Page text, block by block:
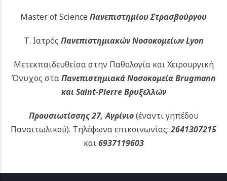
Master of Science Πανεπιστημίου Στρασβούργου
Τ. Ιατρός Πανεπιστημιακών Νοσοκομείων Lyon
Μετεκπαιδευθείσα στην Παθολογία και Χειρουργική
Όνυχος σταΠανεπιστημιακά Νοσοκομεία Brugmann
και Saint-Pierre Βρυξελλών
Προυσιωτίσσης 27, Αγρίνιο(έναντι γηπέδου
Παναιτωλικού). Τηλέφωνα επικοινωνίας:2641307215
και6937119603